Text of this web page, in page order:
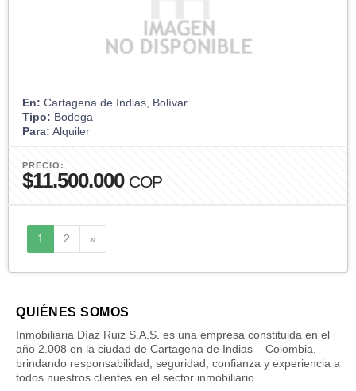
En: Cartagena de Indias, Bolívar
Tipo: Bodega
Para: Alquiler
PRECIO:
$11.500.000 COP
1 2 »
QUIÉNES SOMOS
Inmobiliaria Díaz Ruiz S.A.S. es una empresa constituida en el
año 2.008 en la ciudad de Cartagena de Indias – Colombia,
brindando responsabilidad, seguridad, confianza y experiencia a
todos nuestros clientes en el sector inmobiliario.